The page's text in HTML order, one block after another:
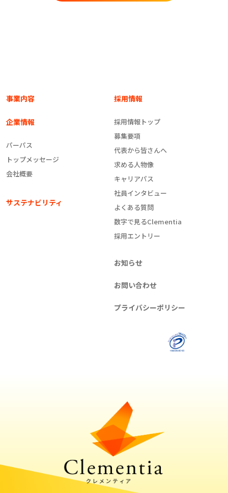
事業内容
企業情報
パーパス
トップメッセージ
会社概要
サステナビリティ
採用情報
採用情報トップ
募集要項
代表から皆さんへ
求める人物像
キャリアパス
社員インタビュー
よくある質問
数字で見るClementia
採用エントリー
お知らせ
お問い合わせ
プライバシーポリシー